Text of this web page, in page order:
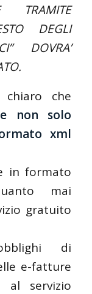
TRAMITE
DEGLI
DOVRA’
che
non solo
xml
in formato
mai
gratuito
di
e-fatture
al servizio